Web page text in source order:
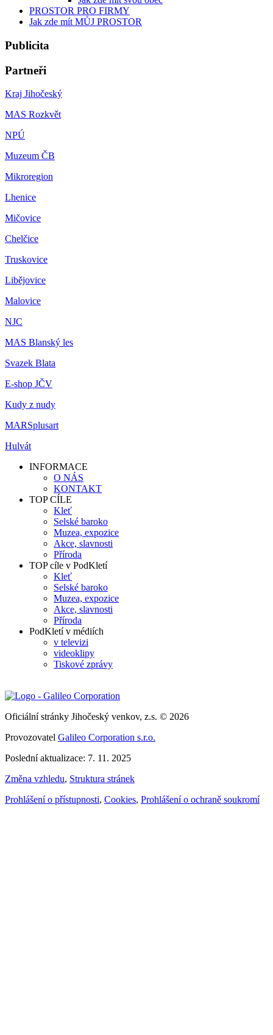
PROSTOR PRO FIRMY
Jak zde mít MŮJ PROSTOR
Publicita
Partneři
Kraj Jihočeský
MAS Rozkvět
NPÚ
Muzeum ČB
Mikroregion
Lhenice
Mičovice
Chelčice
Truskovice
Libějovice
Malovice
NJC
MAS Blanský les
Svazek Blata
E-shop JČV
Kudy z nudy
MARSplusart
Hulvát
INFORMACE
O NÁS
KONTAKT
TOP CÍLE
Kleť
Selské baroko
Muzea, expozice
Akce, slavnosti
Příroda
TOP cíle v PodKletí
Kleť
Selské baroko
Muzea, expozice
Akce, slavnosti
Příroda
PodKletí v médiích
v televizi
videoklipy
Tiskové zprávy
Oficiální stránky Jihočeský venkov, z.s. © 2026
Provozovatel Galileo Corporation s.r.o.
Poslední aktualizace: 7. 11. 2025
Změna vzhledu, Struktura stránek
Prohlášení o přístupnosti, Cookies, Prohlášení o ochraně soukromí